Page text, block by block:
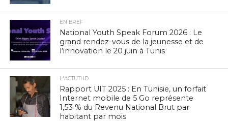
EN BREF
National Youth Speak Forum 2026 : Le
grand rendez-vous de la jeunesse et de
l’innovation le 20 juin à Tunis
L'ACTUTHD
Rapport UIT 2025 : En Tunisie, un forfait
Internet mobile de 5 Go représente
1,53 % du Revenu National Brut par
habitant par mois